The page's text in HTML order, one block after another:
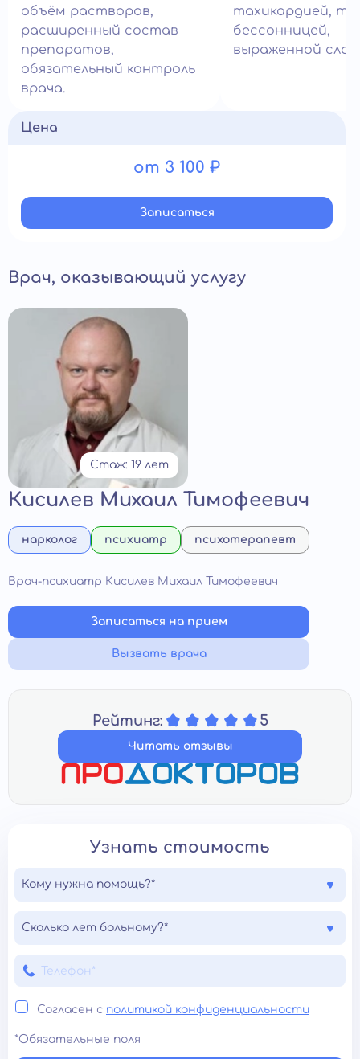
объём растворов,
расширенный состав
препаратов,
обязательный контроль
врача.
тахикардией,
бессонницей,
выраженной
Цена
от 3 100 ₽
Записатьcя
Врач, оказывающий услугу
Стаж: 19 лет
Кисилев Михаил Тимофеевич
нарколог психиатр психотерапевт
Врач-психиатр Кисилев Михаил Тимофеевич
Записаться на прием
Вызвать врача
Рейтинг: 5
Читать отзывы
Узнать стоимость
Кому нужна помощь?*
Сколько лет больному?*
Согласен с политикой конфиденциальности
*Обязательные поля